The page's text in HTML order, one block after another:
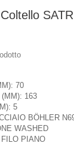
70
(MM): 163
5
BÖHLER
WASHED
PIANO